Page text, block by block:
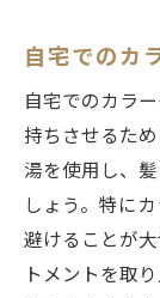
自宅でのカ
自宅でのカラ
持ちさせるた
湯を使用し、
しょう。特に
避けることが
トメントを取